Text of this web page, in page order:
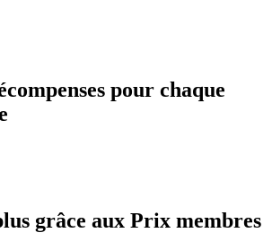
pour chaque
grâce aux Prix membres